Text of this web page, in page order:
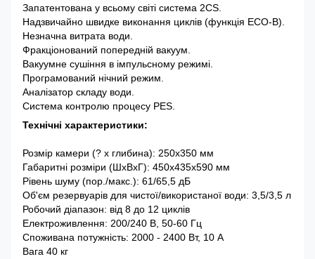
Запатентована у всьому світі система 2СS.
Надзвичайно швидке виконання циклів (функція ECO-B).
Незначна витрата води.
Фракціонований попередній вакуум.
Вакуумне сушіння в імпульсному режимі.
Програмований нічний режим.
Аналізатор складу води.
Система контролю процесу PES.
Технічні характеристики:
Розмір камери (? x глибина): 250х350 мм
Габаритні розміри (ШхВхГ): 450х435х590 мм
Рівень шуму (пор./макс.): 61/65,5 дБ
Об'єм резервуарів для чистої/використаної води: 3,5/3,5 л
Робочий діапазон: від 8 до 12 циклів
Електроживлення: 200/240 В, 50-60 Гц
Споживана потужність: 2000 - 2400 Вт, 10 А
Вага 40 кг